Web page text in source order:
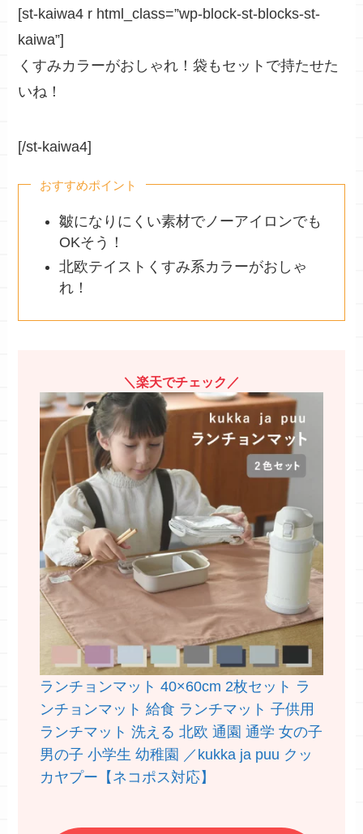
[st-kaiwa4 r html_class=”wp-block-st-blocks-st-
kaiwa”]
くすみカラーがおしゃれ！袋もセットで持たせた
いね！
[/st-kaiwa4]
おすすめポイント
皺になりにくい素材でノーアイロンでも
OKそう！
北欧テイストくすみ系カラーがおしゃ
れ！
＼楽天でチェック／
ランチョンマット 40×60cm 2枚セット ラ
ンチョンマット 給食 ランチマット 子供用
ランチマット 洗える 北欧 通園 通学 女の子
男の子 小学生 幼稚園 ／kukka ja puu クッ
カヤプー【ネコポス対応】